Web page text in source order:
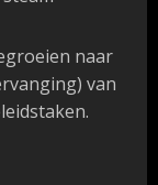
naar
van